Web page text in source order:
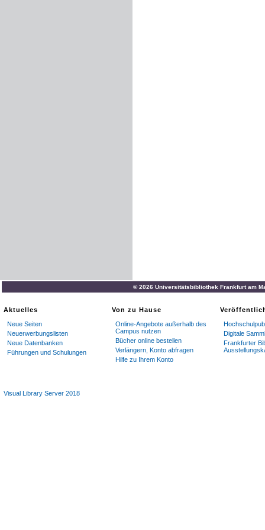
© 2026 Universitätsbibliothek Frankfurt am
Aktuelles
Neue Seiten
Neuerwerbungslisten
Neue Datenbanken
Führungen und Schulungen
Von zu Hause
Online-Angebote außerhalb des
Campus nutzen
Bücher online bestellen
Verlängern, Konto abfragen
Hilfe zu Ihrem Konto
Digitale
Frankfurter
Visual Library Server 2018